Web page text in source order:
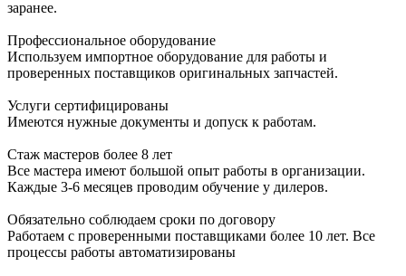
заранее.
Профессиональное оборудование
Используем импортное оборудование для работы и
проверенных поставщиков оригинальных запчастей.
Услуги сертифицированы
Имеются нужные документы и допуск к работам.
Стаж мастеров более 8 лет
Все мастера имеют большой опыт работы в организации.
Каждые 3-6 месяцев проводим обучение у дилеров.
Обязательно соблюдаем сроки по договору
Работаем с проверенными поставщиками более 10 лет. Все
процессы работы автоматизированы